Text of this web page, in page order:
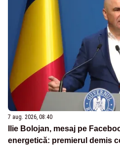
7 aug. 2026, 08:40
Ilie Bolojan, mesaj pe
energetică: premierul demis